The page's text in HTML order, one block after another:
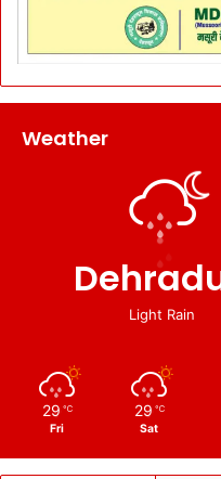
Weather
Light Rain
29 ℃
Fri
29 ℃
Sat